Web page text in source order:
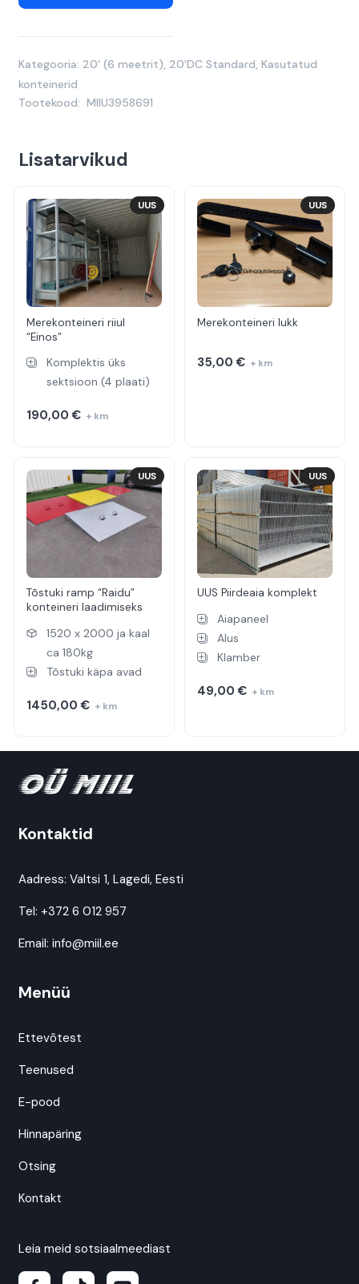
Kategooria: 20' (6 meetrit), 20'DC Standard, Kasutatud
konteinerid
Tootekood: MIIU3958691
Lisatarvikud
Merekonteineri riiul
“Einos”
Komplektis üks
sektsioon (4 plaati)
190,00€ + km
UUS
Merekonteineri lukk
35,00€ + km
UUS
Tõstuki ramp “Raidu”
konteineri laadimiseks
1520 x 2000 ja kaal
ca 180kg
Tõstuki käpa avad
1450,00€ + km
UUS
UUS Piirdeaia komplekt
Aiapaneel
Alus
Klamber
49,00€ + km
UUS
Kontaktid
Aadress: Valtsi 1, Lagedi, Eesti
Tel: +372 6 012 957
Email: info@miil.ee
Menüü
Ettevõtest
Teenused
E-pood
Hinnapäring
Otsing
Kontakt
Leia meid sotsiaalmeediast